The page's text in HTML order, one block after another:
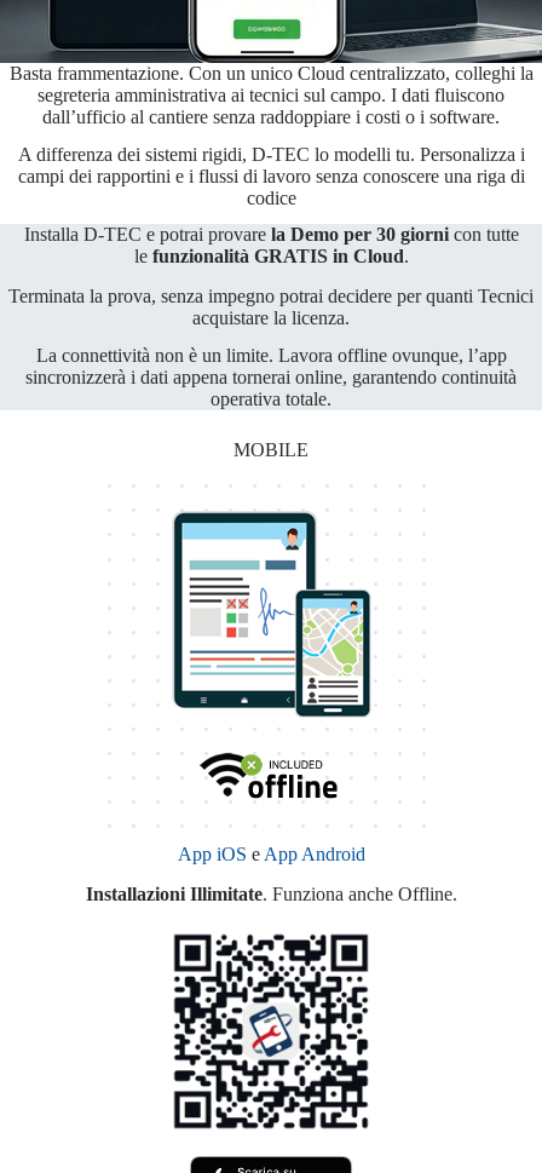
Basta frammentazione. Con un unico Cloud centralizzato, colleghi la
segreteria amministrativa ai tecnici sul campo. I dati fluiscono
dall’ufficio al cantiere senza raddoppiare i costi o i software.
A differenza dei sistemi rigidi, D-TEC lo modelli tu. Personalizza i
campi dei rapportini e i flussi di lavoro senza conoscere una riga di
codice
Installa D-TEC e potrai provarela Demo per 30 giornicon tutte
le funzionalità GRATIS in Cloud.
Terminata la prova, senza impegno potrai decidere per quanti Tecnici
acquistare la licenza.
La connettività non è un limite. Lavora offline ovunque, l’app
sincronizzerà i dati appena tornerai online, garantendo continuità
operativa totale.
MOBILE
App iOS e App Android
Installazioni Illimitate. Funziona anche Offline.